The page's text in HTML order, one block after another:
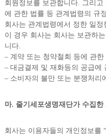
회원정보를 보관합니다. 그리
에 관한 법률 등 관계법령의 규
회사는 관계법령에서 정한 일
이 경우 회사는 회사는 보관하
니다.
– 계약 또는 청약철회 등에 관한
– 대금결제 및 재화등의 공급에
– 소비자의 불만 또는 분쟁처리
마. 줄기세포생명재단가 수집
회사는 이용자들의 개인정보를